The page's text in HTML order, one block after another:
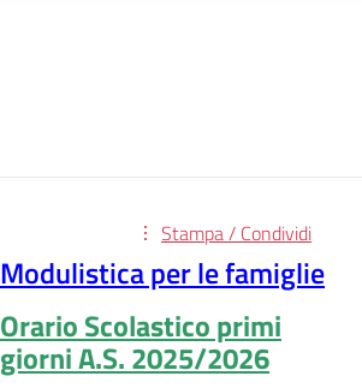
Stampa / Condividi
Modulistica per le famiglie
Orario Scolastico primi
giorni A.S. 2025/2026